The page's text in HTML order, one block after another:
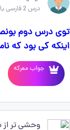
درس 2 فارسی یازدهم
اینکه کی بود که
جواب معرکه
وحشی تر از